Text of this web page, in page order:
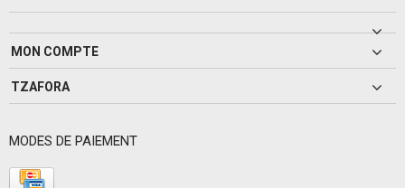
MON COMPTE
TZAFORA
MODES DE PAIEMENT